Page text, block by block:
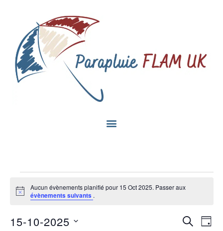
Notice
Aucun évènements planifié pour 15 Oct 2025. Passer aux
évènements suivants .
Jour
15-10-2025